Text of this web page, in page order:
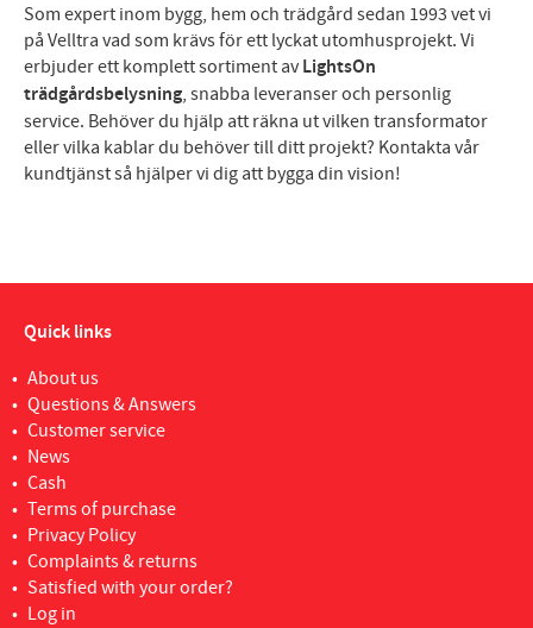
Som expert inom bygg, hem och trädgård sedan 1993 vet vi
på Velltra vad som krävs för ett lyckat utomhusprojekt. Vi
erbjuder ett komplett sortiment av LightsOn
trädgårdsbelysning, snabba leveranser och personlig
service. Behöver du hjälp att räkna ut vilken transformator
eller vilka kablar du behöver till ditt projekt? Kontakta vår
kundtjänst så hjälper vi dig att bygga din vision!
Quick links
About us
Questions & Answers
Customer service
News
Cash
Terms of purchase
Privacy Policy
Complaints & returns
Satisfied with your order?
Log in